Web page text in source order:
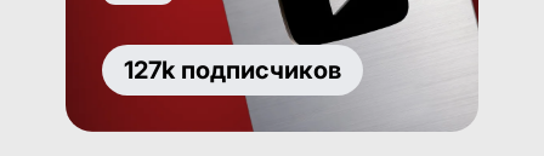
127k подписчиков